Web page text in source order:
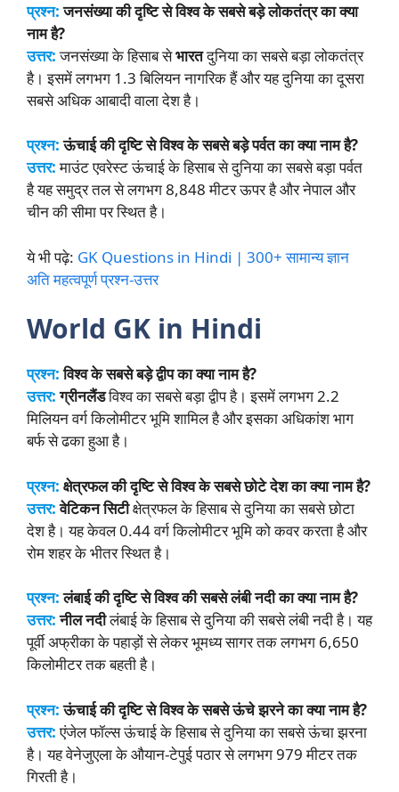
प्रश्न:जनसंख्या की दृष्टि से विश्व के सबसे बड़े लोकतंत्र का क्या
नाम है?
उत्तर:जनसंख्या के हिसाब सेभारतदुनिया का सबसे बड़ा लोकतंत्र
है। इसमें लगभग 1.3 बिलियन नागरिक हैं और यह दुनिया का दूसरा
सबसे अधिक आबादी वाला देश है।
प्रश्न:ऊंचाई की दृष्टि से विश्व के सबसे बड़े पर्वत का क्या नाम है?
उत्तर:माउंट एवरेस्ट ऊंचाई के हिसाब से दुनिया का सबसे बड़ा पर्वत
है यह समुद्र तल से लगभग 8,848 मीटर ऊपर है और नेपाल और
चीन की सीमा पर स्थित है।
ये भी पढ़े: GK Questions in Hindi | 300+ सामान्य ज्ञान
अति महत्वपूर्ण प्रश्न-उत्तर
World GK in Hindi
प्रश्न:विश्व के सबसे बड़े द्वीप का क्या नाम है?
उत्तर: ग्रीनलैंडविश्व का सबसे बड़ा द्वीप है। इसमें लगभग 2.2
मिलियन वर्ग किलोमीटर भूमि शामिल है और इसका अधिकांश भाग
बर्फ से ढका हुआ है।
प्रश्न: क्षेत्रफल की दृष्टि से विश्व के सबसे छोटे देश का क्या नाम है?
उत्तर: वेटिकन सिटीक्षेत्रफल के हिसाब से दुनिया का सबसे छोटा
देश है। यह केवल 0.44 वर्ग किलोमीटर भूमि को कवर करता है और
रोम शहर के भीतर स्थित है।
प्रश्न:लंबाई की दृष्टि से विश्व की सबसे लंबी नदी का क्या नाम है?
उत्तर: नील नदीलंबाई के हिसाब से दुनिया की सबसे लंबी नदी है। यह
पूर्वी अफ्रीका के पहाड़ों से लेकर भूमध्य सागर तक लगभग 6,650
किलोमीटर तक बहती है।
प्रश्न:ऊंचाई की दृष्टि से विश्व के सबसे ऊंचे झरने का क्या नाम है?
उत्तर:एंजेल फॉल्स ऊंचाई के हिसाब से दुनिया का सबसे ऊंचा झरना
है। यह वेनेजुएला के औयान-टेपुई पठार से लगभग 979 मीटर तक
गिरती है।